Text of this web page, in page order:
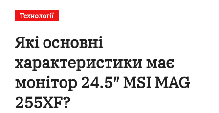
Технології
Які основні
характеристики має
монітор 24.5″ MSI MAG
255XF?